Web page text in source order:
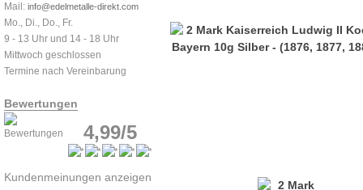
Mail: info@edelmetalle-direkt.com
Mo., Di., Do., Fr.
9 - 13 Uhr und 14 - 18 Uhr
Mittwoch geschlossen
Termine nach Vereinbarung
Bewertungen
4,99/5
Kundenmeinungen anzeigen